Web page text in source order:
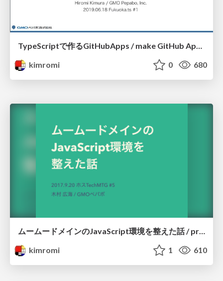
TypeScriptで作るGitHubApps / make GitHub Apps by TypeScript
kimromi
0 680
ムームードメインのJavaScript環境を整えた話 / prepare muumuu-domain's javascript
kimromi
1 610